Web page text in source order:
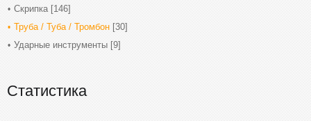
Скрипка [146]
Труба / Туба / Тромбон [30]
Ударные инструменты [9]
Статистика